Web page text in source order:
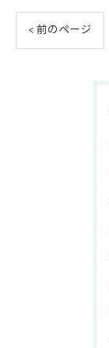
< 前のページ